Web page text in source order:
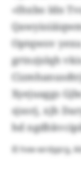
«Ihxbo Idn
Optqwov
grtnzjslqh
Xyejuaggs
sjsorj, xjh
hd
© hvw-wrdyprg,